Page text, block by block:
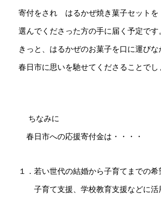
寄付をされ はるかぜ焼き菓子セットを
選んでくださった方の手に届く予定です
きっと、はるかぜのお菓子を口に運びな
春日市に思いを馳せてくださることでし
ちなみに
春日市への応援寄付金は・・・・
１．若い世代の結婚から子育てまでの
子育て支援、学校教育支援などに活